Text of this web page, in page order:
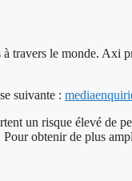
travers le monde. Axi
suivante :
un risque élevé de
obtenir de plus